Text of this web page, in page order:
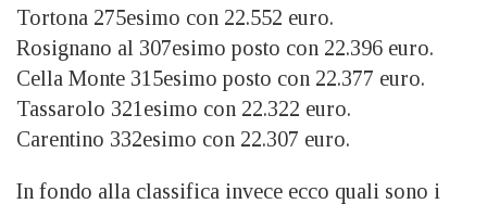
Tortona 275esimo con 22.552 euro.
Rosignano al 307esimo posto con 22.396 euro.
Cella Monte 315esimo posto con 22.377 euro.
Tassarolo 321esimo con 22.322 euro.
Carentino 332esimo con 22.307 euro.
In fondo alla classifica invece ecco quali sono i